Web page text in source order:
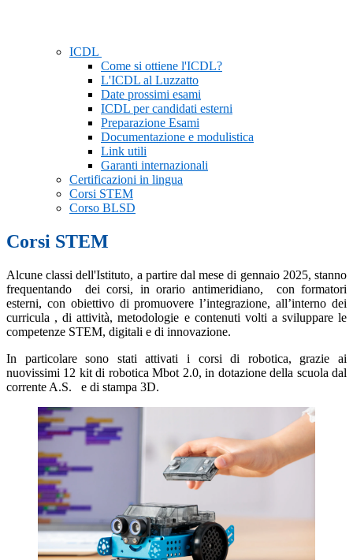
ICDL
Come si ottiene l'ICDL?
L'ICDL al Luzzatto
Date prossimi esami
ICDL per candidati esterni
Preparazione Esami
Documentazione e modulistica
Link utili
Garanti internazionali
Certificazioni in lingua
Corsi STEM
Corso BLSD
Corsi STEM
Alcune classi dell'Istituto, a partire dal mese di gennaio 2025, stanno
frequentando dei corsi, in orario antimeridiano, con formatori
esterni, con obiettivo di promuovere l’integrazione, all’interno dei
curricula , di attività, metodologie e contenuti volti a sviluppare le
competenze STEM, digitali e di innovazione.
In particolare sono stati attivati i corsi di robotica, grazie ai
nuovissimi 12 kit di robotica Mbot 2.0, in dotazione della scuola dal
corrente A.S. e di stampa 3D.